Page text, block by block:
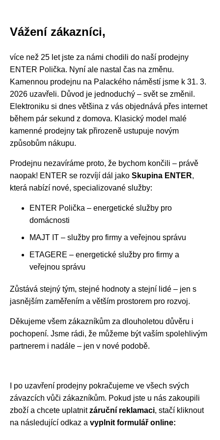
Vážení zákazníci,
více než 25 let jste za námi chodili do naší prodejny
ENTER Polička. Nyní ale nastal čas na změnu.
Kamennou prodejnu na Palackého náměstí jsme k 31. 3.
2026 uzavřeli. Důvod je jednoduchý – svět se změnil.
Elektroniku si dnes většina z vás objednává přes internet
během pár sekund z domova. Klasický model malé
kamenné prodejny tak přirozeně ustupuje novým
způsobům nákupu.
Prodejnu nezavíráme proto, že bychom končili – právě
naopak! ENTER se rozvíjí dál jako Skupina ENTER,
která nabízí nové, specializované služby:
ENTER Polička – energetické služby pro
domácnosti
MAJT IT – služby pro firmy a veřejnou správu
ETAGERE – energetické služby pro firmy a
veřejnou správu
Zůstává stejný tým, stejné hodnoty a stejní lidé – jen s
jasnějším zaměřením a větším prostorem pro rozvoj.
Děkujeme všem zákazníkům za dlouholetou důvěru i
pochopení. Jsme rádi, že můžeme být vaším spolehlivým
partnerem i nadále – jen v nové podobě.
I po uzavření prodejny pokračujeme ve všech svých
závazcích vůči zákazníkům. Pokud jste u nás zakoupili
zboží a chcete uplatnitzáruční reklamaci, stačí kliknout
na následující odkaz a vyplnit formulář online: